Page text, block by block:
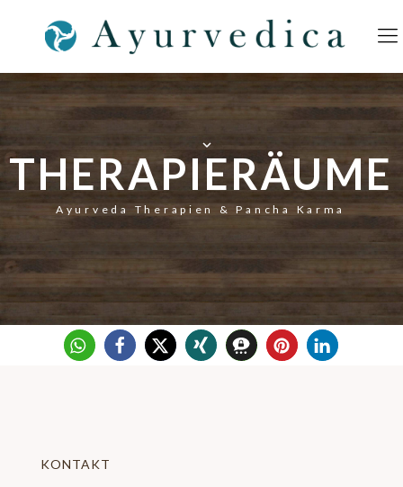
THERAPIERÄUME
Ayurveda Therapien & Pancha Karma
keyboard_arrow_down
KONTAKT